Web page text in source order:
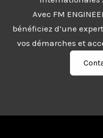
Avec FM
bénéficiez d’une
vos démarches et